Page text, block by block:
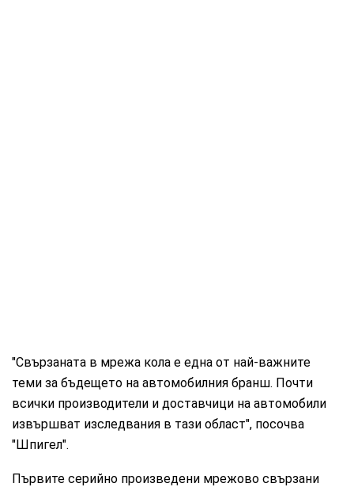
"Свързаната в мрежа кола е една от най-важните
теми за бъдещето на автомобилния бранш. Почти
всички производители и доставчици на автомобили
извършват изследвания в тази област", посочва
"Шпигел".
Първите серийно произведени мрежово свързани